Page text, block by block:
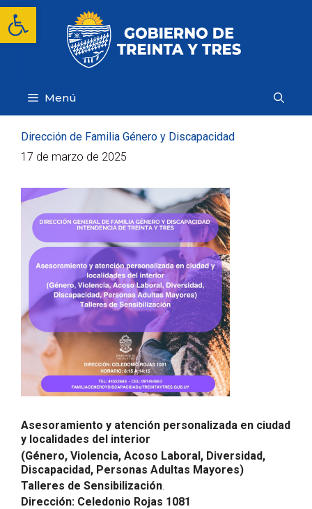
Abrir barra de herramientas
Saltar
contenido
Menú
Dirección de Familia Género y Discapacidad
17 de marzo de 2025
Asesoramiento y atención personalizada en ciudad
y localidades del interior
(Género, Violencia, Acoso Laboral, Diversidad,
Discapacidad, Personas Adultas Mayores)
Talleres de Sensibilización
Dirección: Celedonio Rojas 1081